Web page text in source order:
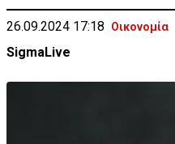
26.09.2024 17:18 Οικονομία
SigmaLive